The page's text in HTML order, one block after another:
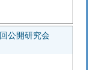
公開研究会